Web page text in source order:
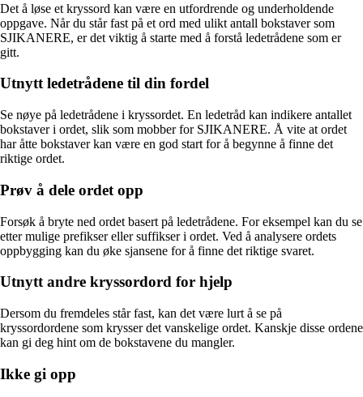
Det å løse et kryssord kan være en utfordrende og underholdende
oppgave. Når du står fast på et ord med ulikt antall bokstaver som
SJIKANERE, er det viktig å starte med å forstå ledetrådene som er
gitt.
Utnytt ledetrådene til din fordel
Se nøye på ledetrådene i kryssordet. En ledetråd kan indikere antallet
bokstaver i ordet, slik som mobber for SJIKANERE. Å vite at ordet
har åtte bokstaver kan være en god start for å begynne å finne det
riktige ordet.
Prøv å dele ordet opp
Forsøk å bryte ned ordet basert på ledetrådene. For eksempel kan du se
etter mulige prefikser eller suffikser i ordet. Ved å analysere ordets
oppbygging kan du øke sjansene for å finne det riktige svaret.
Utnytt andre kryssordord for hjelp
Dersom du fremdeles står fast, kan det være lurt å se på
kryssordordene som krysser det vanskelige ordet. Kanskje disse ordene
kan gi deg hint om de bokstavene du mangler.
Ikke gi opp